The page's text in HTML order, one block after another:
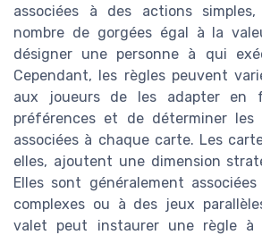
associées à des actions
nombre de gorgées égal à la
désigner une personne à qui
Cependant, les règles peuvent
aux joueurs de les adapter en
préférences et de déterminer
associées à chaque carte. Les
elles, ajoutent une dimension
Elles sont généralement
complexes ou à des jeux
valet peut instaurer une règle à